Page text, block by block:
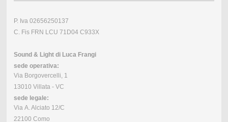
P. Iva 02656250137
C. Fis FRN LCU 71D04 C933X
Sound & Light di Luca Frangi
sede operativa:
Via Borgovercelli, 1
13010 Villata - VC
sede legale:
Via A. Alciato 12/C
22100 Como